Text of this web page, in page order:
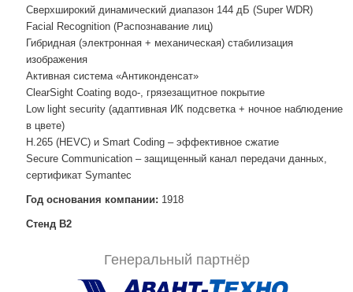
Сверхширокий динамический диапазон 144 дБ (Super WDR)
Facial Recognition (Распознавание лиц)
Гибридная (электронная + механическая) стабилизация
изображения
Активная система «Антиконденсат»
ClearSight Coating водо-, грязезащитное покрытие
Low light security (адаптивная ИК подсветка + ночное наблюдение
в цвете)
H.265 (HEVC) и Smart Coding – эффективное сжатие
Secure Communication – защищенный канал передачи данных,
сертификат Symantec
Год основания компании: 1918
Стенд В2
Генеральный партнёр